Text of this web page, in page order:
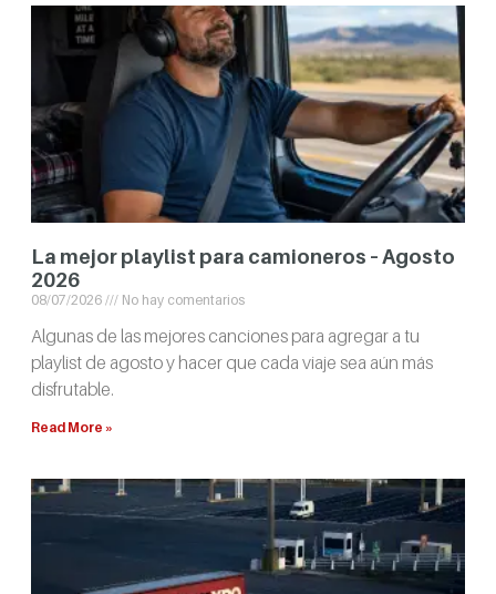
La mejor playlist para camioneros – Agosto
2026
08/07/2026 No hay comentarios
Algunas de las mejores canciones para agregar a tu
playlist de agosto y hacer que cada viaje sea aún más
disfrutable.
Read More »